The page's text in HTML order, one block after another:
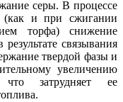
серы. В процессе
(как и при сжигании
торфа) снижение
связывания
твердой фазы и
увеличению
что затрудняет ее